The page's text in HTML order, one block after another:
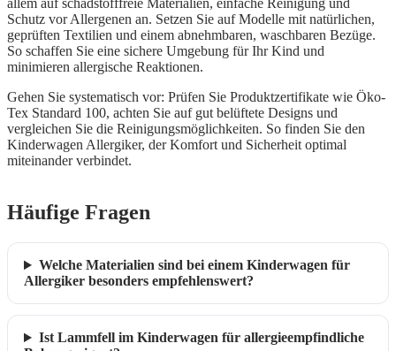
allem auf schadstofffreie Materialien, einfache Reinigung und
Schutz vor Allergenen an. Setzen Sie auf Modelle mit natürlichen,
geprüften Textilien und einem abnehmbaren, waschbaren Bezüge.
So schaffen Sie eine sichere Umgebung für Ihr Kind und
minimieren allergische Reaktionen.
Gehen Sie systematisch vor: Prüfen Sie Produktzertifikate wie Öko-
Tex Standard 100, achten Sie auf gut belüftete Designs und
vergleichen Sie die Reinigungsmöglichkeiten. So finden Sie den
Kinderwagen Allergiker, der Komfort und Sicherheit optimal
miteinander verbindet.
Häufige Fragen
Welche Materialien sind bei einem Kinderwagen für
Allergiker besonders empfehlenswert?
Ist Lammfell im Kinderwagen für allergieempfindliche